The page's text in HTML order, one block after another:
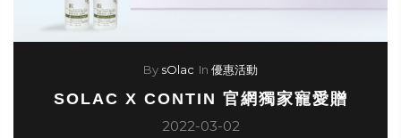
By sOlac In 優惠活動
SOLAC X CONTIN 官網獨家寵愛贈
2022-03-02